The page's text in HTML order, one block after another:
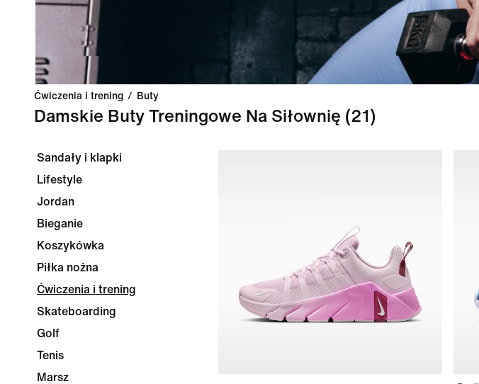
Ćwiczenia i trening / Buty
Damskie Buty Treningowe Na Siłownię (21)
Sandały i klapki
Lifestyle
Jordan
Bieganie
Koszykówka
Piłka nożna
Ćwiczenia i trening
Skateboarding
Golf
Tenis
Marsz